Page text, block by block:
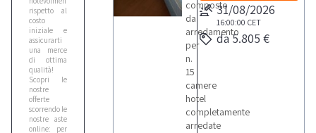
rispetto al
costo
iniziale e
assicurarti
una merce
di ottima
qualità!
Scopri le
nostre
offerte
scorrendo le
nostre aste
online: per
composto
da
arredamento
per
n.
15
camere
hotel
completamente
arredate
31/08/2026
16:00:00 CET
da 5.805 €